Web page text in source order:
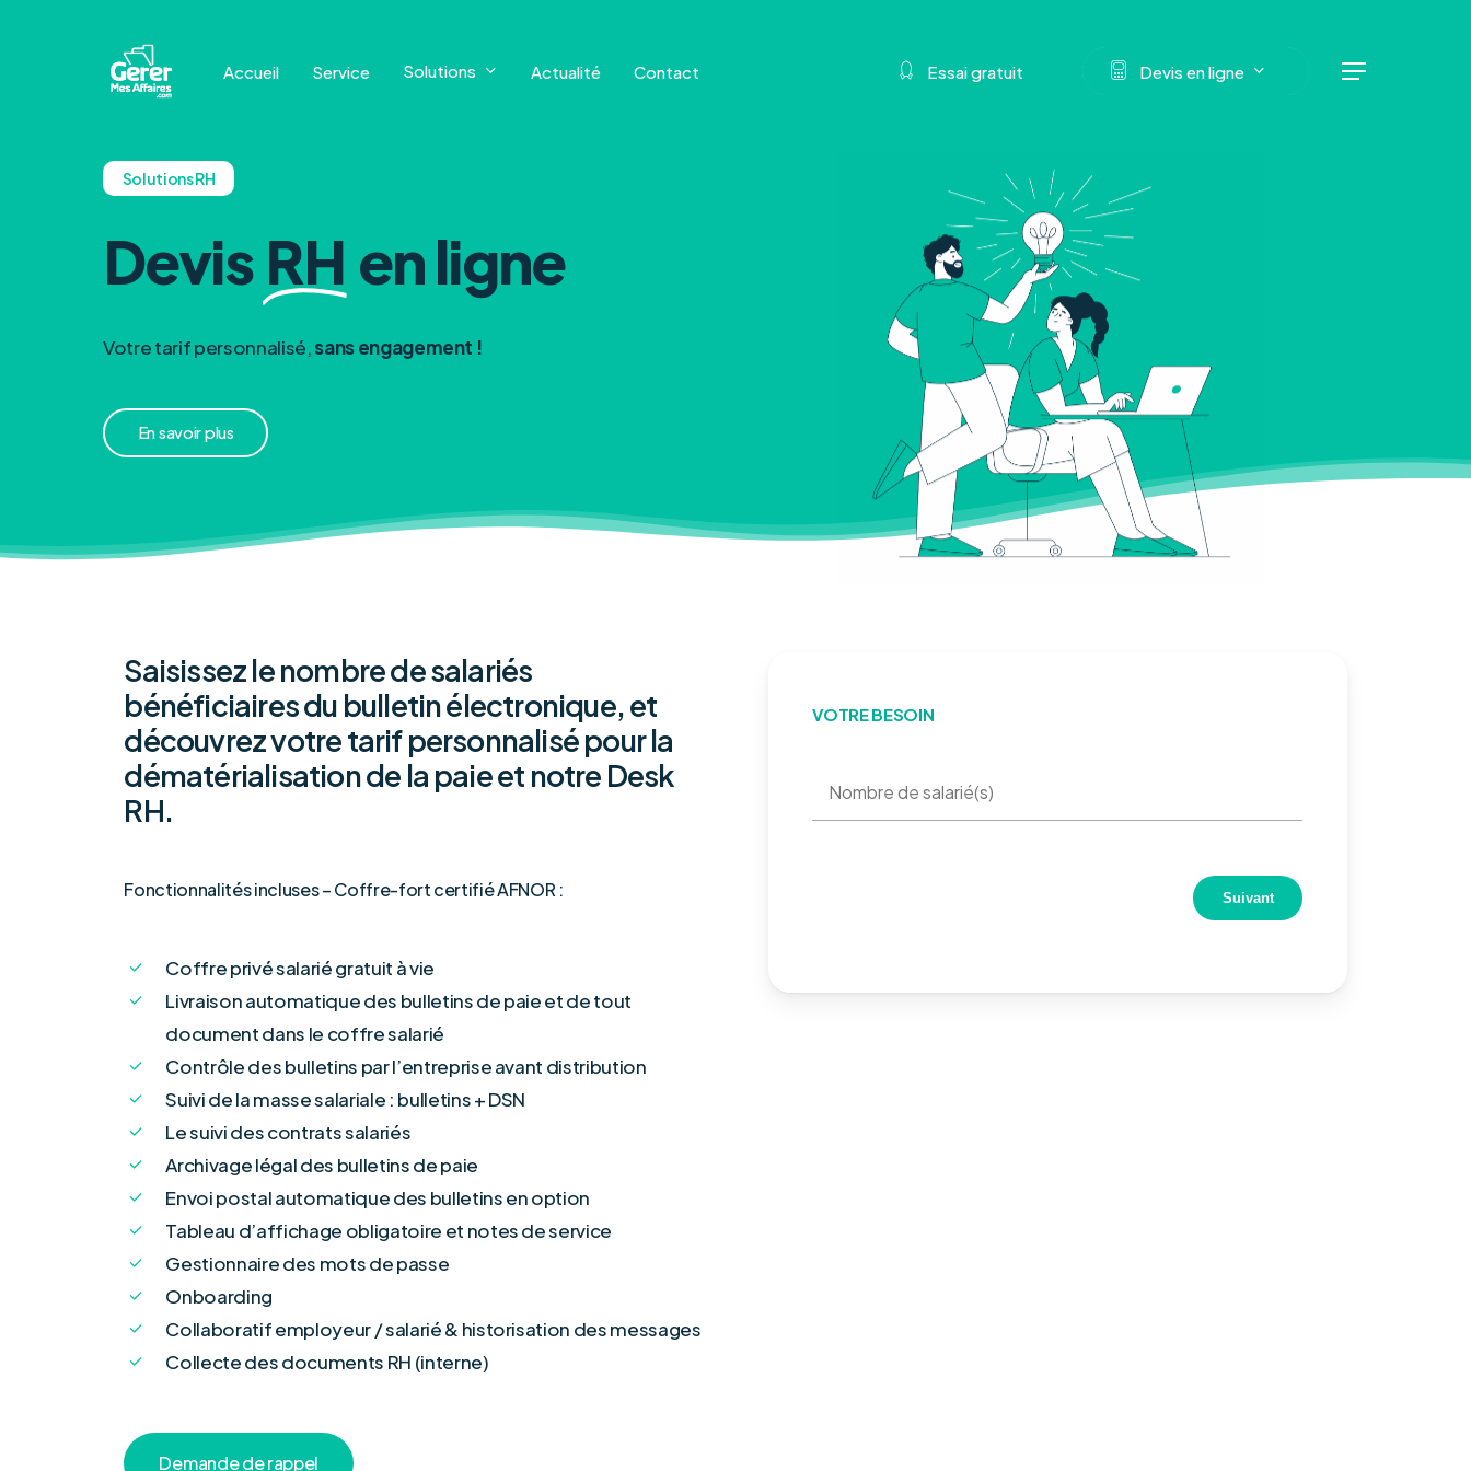
Accueil Service Solutions Actualité Contact Essaigratuit Devis enligne Menu
Solutions RH
Devis RH en ligne
Votre tarif personnalisé,sans engagement !
Ensavoirplus
Saisissez le nombre de salariés
bénéficiaires du bulletin électronique, et
découvrez votre tarif personnalisé pour la
dématérialisation de la paie et notre Desk
RH.
Fonctionnalités incluses – Coffre-fort certifié AFNOR :
Coffre privé salarié gratuit à vie
Livraison automatique des bulletins de paie et de tout
document dans le coffre salarié
Contrôle des bulletins par l’entreprise avant distribution
Suivi de la masse salariale : bulletins + DSN
Le suivi des contrats salariés
Archivage légal des bulletins de paie
Envoi postal automatique des bulletins en option
Tableau d’affichage obligatoire et notes de service
Gestionnaire des mots de passe
Onboarding
Collaboratif employeur / salarié & historisation des messages
Collecte des documents RH (interne)
Demandederappel
VOTRE BESOIN
Suivant